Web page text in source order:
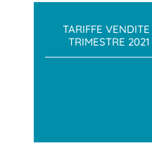
TARIFFE
TRIMESTRE